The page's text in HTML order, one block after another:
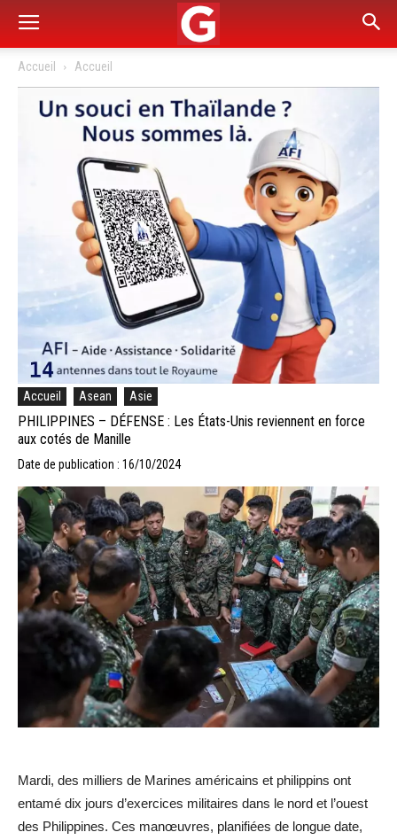
Accueil Accueil
Accueil Asean Asie
PHILIPPINES – DÉFENSE : Les États-Unis reviennent en force
aux cotés de Manille
Date de publication : 16/10/2024
Mardi, des milliers de Marines américains et philippins ont
entamé dix jours d’exercices militaires dans le nord et l’ouest
des Philippines. Ces manœuvres, planifiées de longue date,